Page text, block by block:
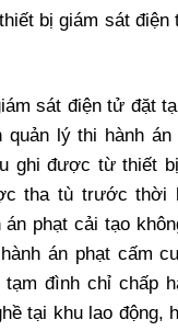
bị giám sát điện
sát điện tử đặt
lý thi hành
ghi được từ thiết
tha tù trước thời
phạt cải tạo
án phạt cấm
đình chỉ chấp
tại khu lao động,